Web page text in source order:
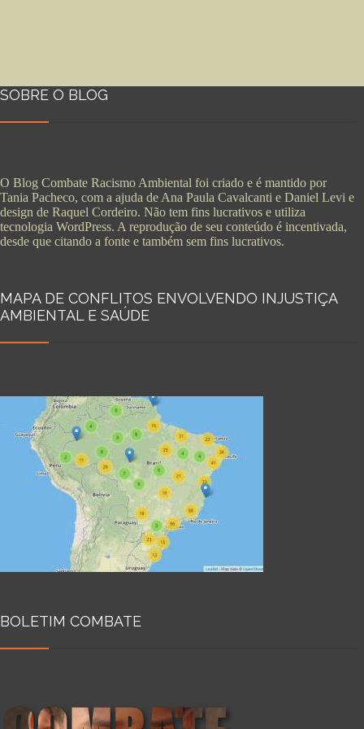
SOBRE O BLOG
O Blog Combate Racismo Ambiental foi criado e é mantido por
Tania Pacheco, com a ajuda de Ana Paula Cavalcanti e Daniel Levi e
design de Raquel Cordeiro. Não tem fins lucrativos e utiliza
tecnologia WordPress. A reprodução de seu conteúdo é incentivada,
desde que citando a fonte e também sem fins lucrativos.
MAPA DE CONFLITOS ENVOLVENDO INJUSTIÇA
AMBIENTAL E SAÚDE
BOLETIM COMBATE